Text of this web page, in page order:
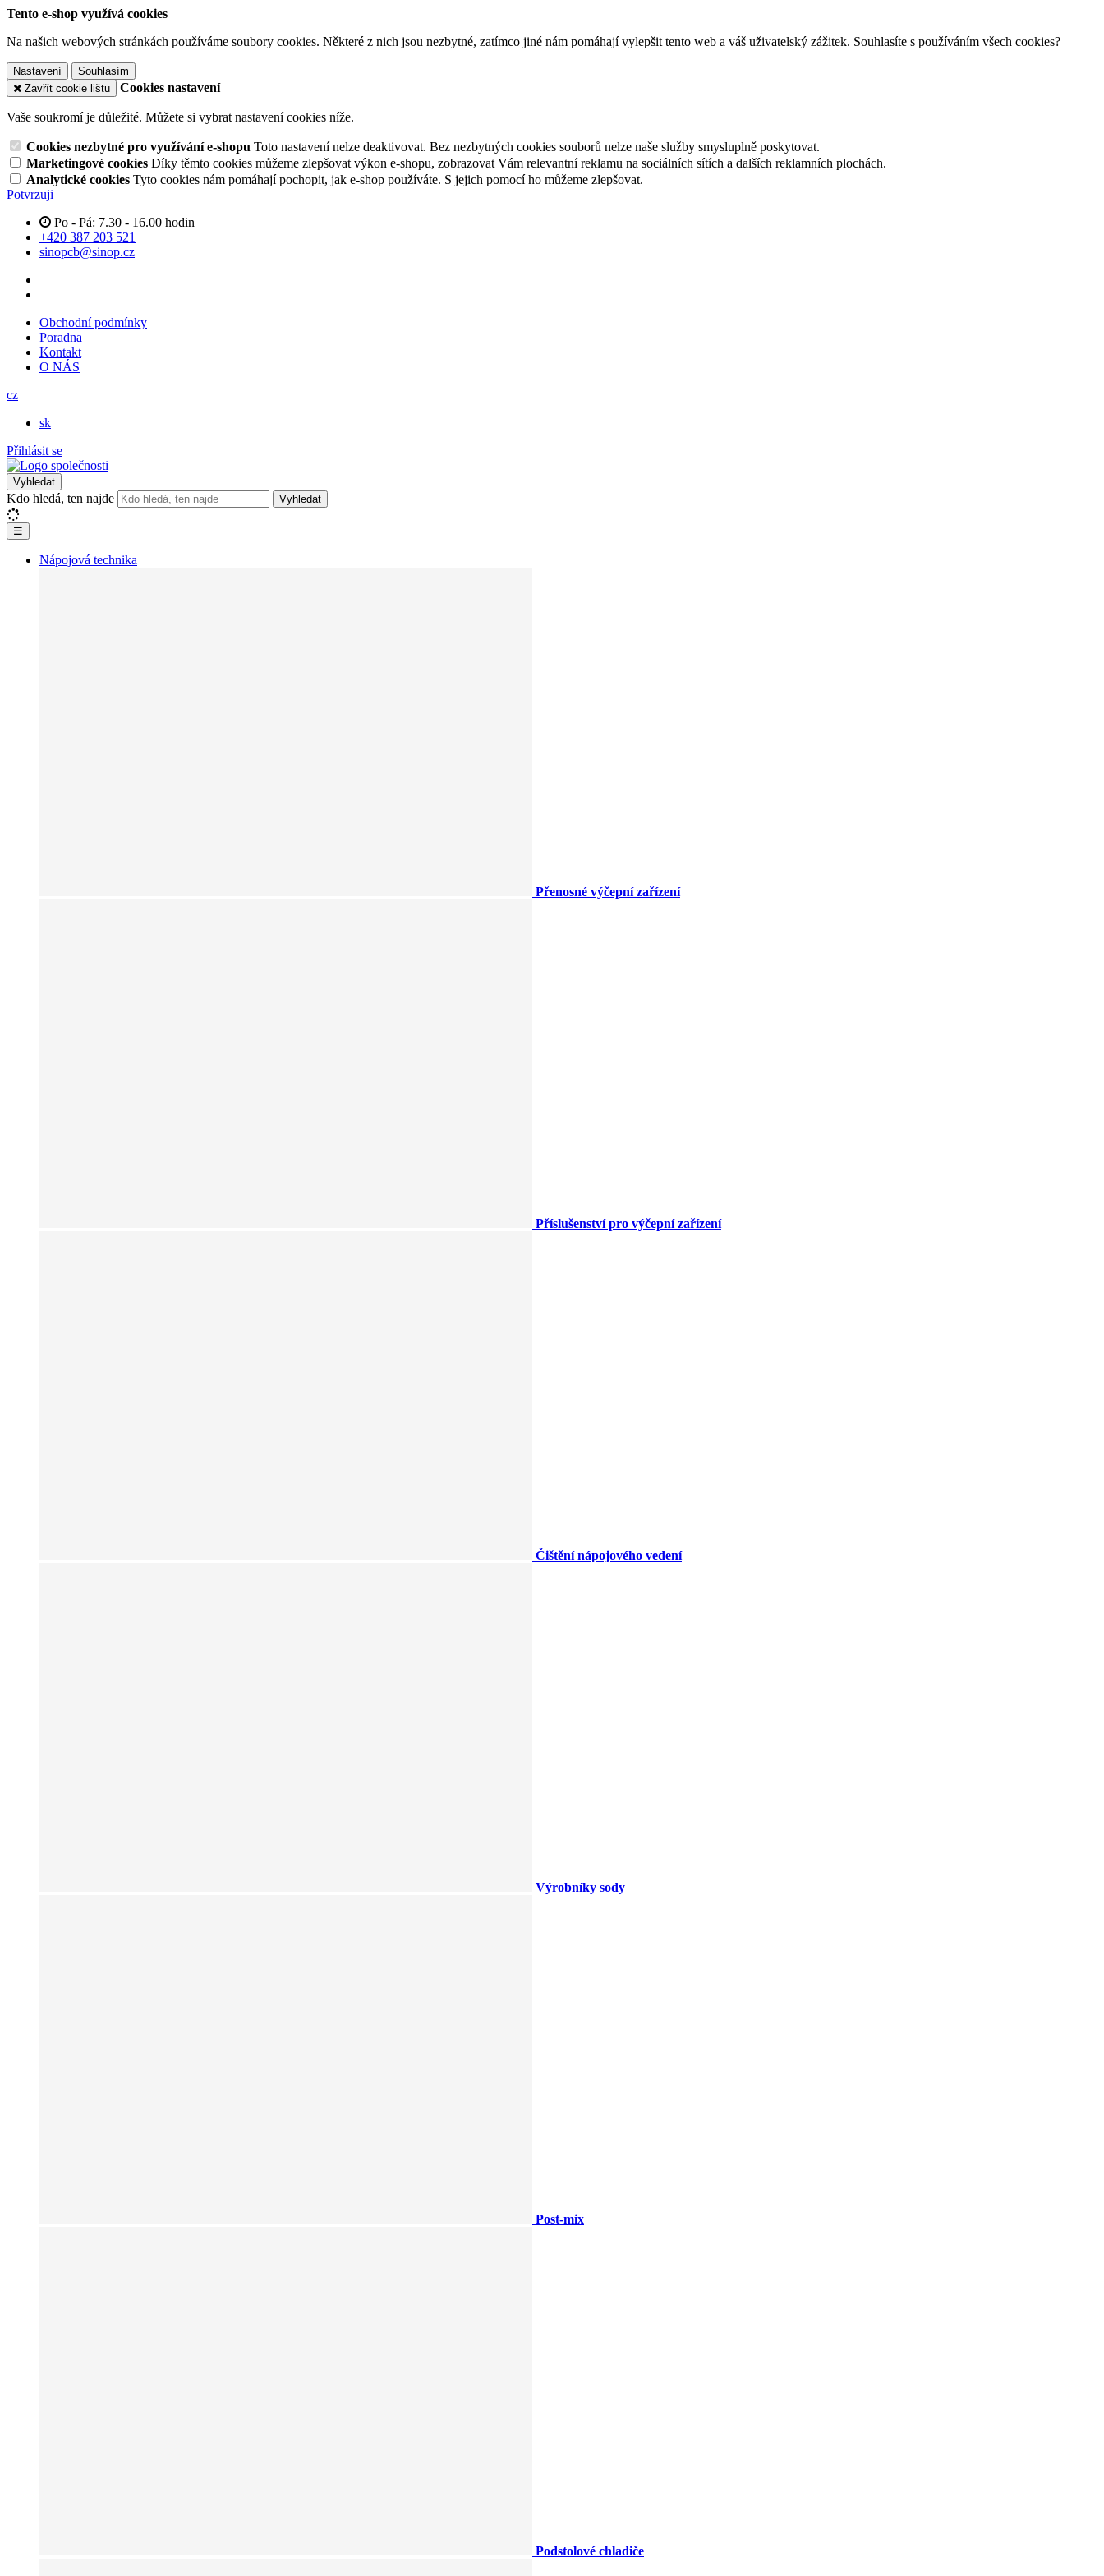
Tento e-shop využívá cookies
Na našich webových stránkách používáme soubory cookies. Některé z nich jsou nezbytné, zatímco jiné nám pomáhají vylepšit tento web a váš uživatelský zážitek. Souhlasíte s používáním všech cookies?
Nastavení
Souhlasím
Zavřít cookie lištu
Cookies nastavení
Vaše soukromí je důležité. Můžete si vybrat nastavení cookies níže.
Cookies nezbytné pro využívání e-shopu Toto nastavení nelze deaktivovat. Bez nezbytných cookies souborů nelze naše služby smysluplně poskytovat.
Marketingové cookies Díky těmto cookies můžeme zlepšovat výkon e-shopu, zobrazovat Vám relevantní reklamu na sociálních sítích a dalších reklamních plochách.
Analytické cookies Tyto cookies nám pomáhají pochopit, jak e-shop používáte. S jejich pomocí ho můžeme zlepšovat.
Potvrzuji
Po - Pá: 7.30 - 16.00 hodin
+420 387 203 521
sinopcb@sinop.cz
Obchodní podmínky
Poradna
Kontakt
O NÁS
cz
sk
Přihlásit se
Vyhledat
Kdo hledá, ten najde Vyhledat
☰
Nápojová technika
Přenosné výčepní zařízení
Příslušenství pro výčepní zařízení
Čištění nápojového vedení
Výrobníky sody
Post-mix
Podstolové chladiče